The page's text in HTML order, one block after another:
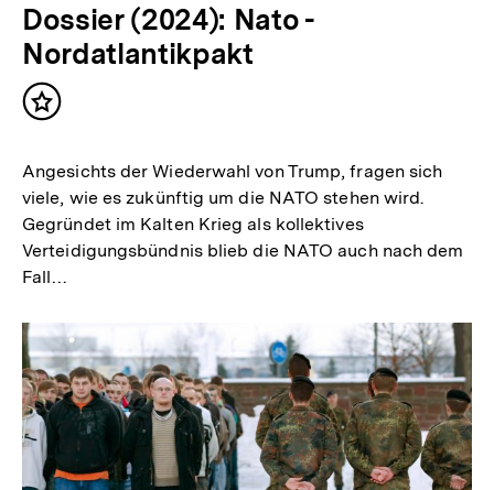
Dossier (2024): Nato -
Nordatlantikpakt
Inhalt
Angesichts der Wiederwahl von Trump, fragen sich
viele, wie es zukünftig um die NATO stehen wird.
Gegründet im Kalten Krieg als kollektives
Verteidigungsbündnis blieb die NATO auch nach dem
Fall…